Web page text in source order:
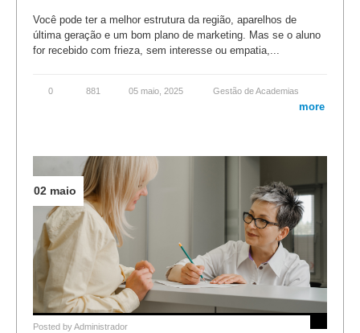
Você pode ter a melhor estrutura da região, aparelhos de
última geração e um bom plano de marketing. Mas se o aluno
for recebido com frieza, sem interesse ou empatia,...
0 881 05 maio, 2025 Gestão de Academias
more
Posted byAdministrador
02 maio